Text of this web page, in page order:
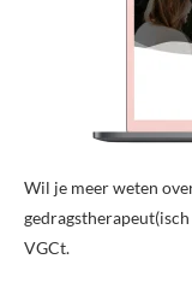
Wil je meer weten
VGCt.